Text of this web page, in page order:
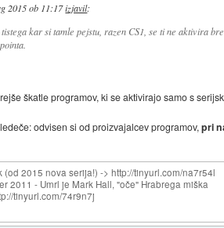
2015 ob 11:17izjavil:
kar si tamle pejstu, razen CS1, se ti ne aktivira
škatle programov, ki se aktivirajo samo s
odvisen si od proizvajalcev programov,pri
(od 2015 nova serija!) -> http://tinyurl.com/na7r54l
2011 - Umrl je Mark Hall, "oče" Hrabrega miška
tinyurl.com/74r9n7j